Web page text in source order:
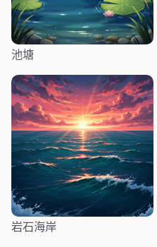
池塘
岩石海岸